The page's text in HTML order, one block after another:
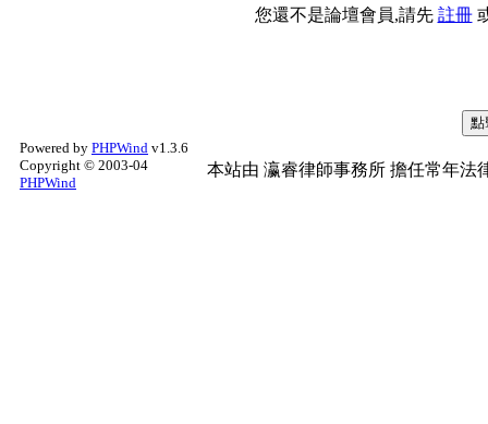
您還不是論壇會員,請先 註冊
Powered by PHPWind v1.3.6
Copyright © 2003-04
PHPWind
本站由 瀛睿律師事務所 擔任常年法